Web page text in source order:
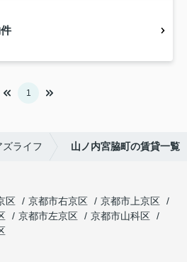
1
ライフ 山ノ内宮脇町の賃貸一覧
区 京都市右京区
京都市上京区
京都市左京区
京都市山科区